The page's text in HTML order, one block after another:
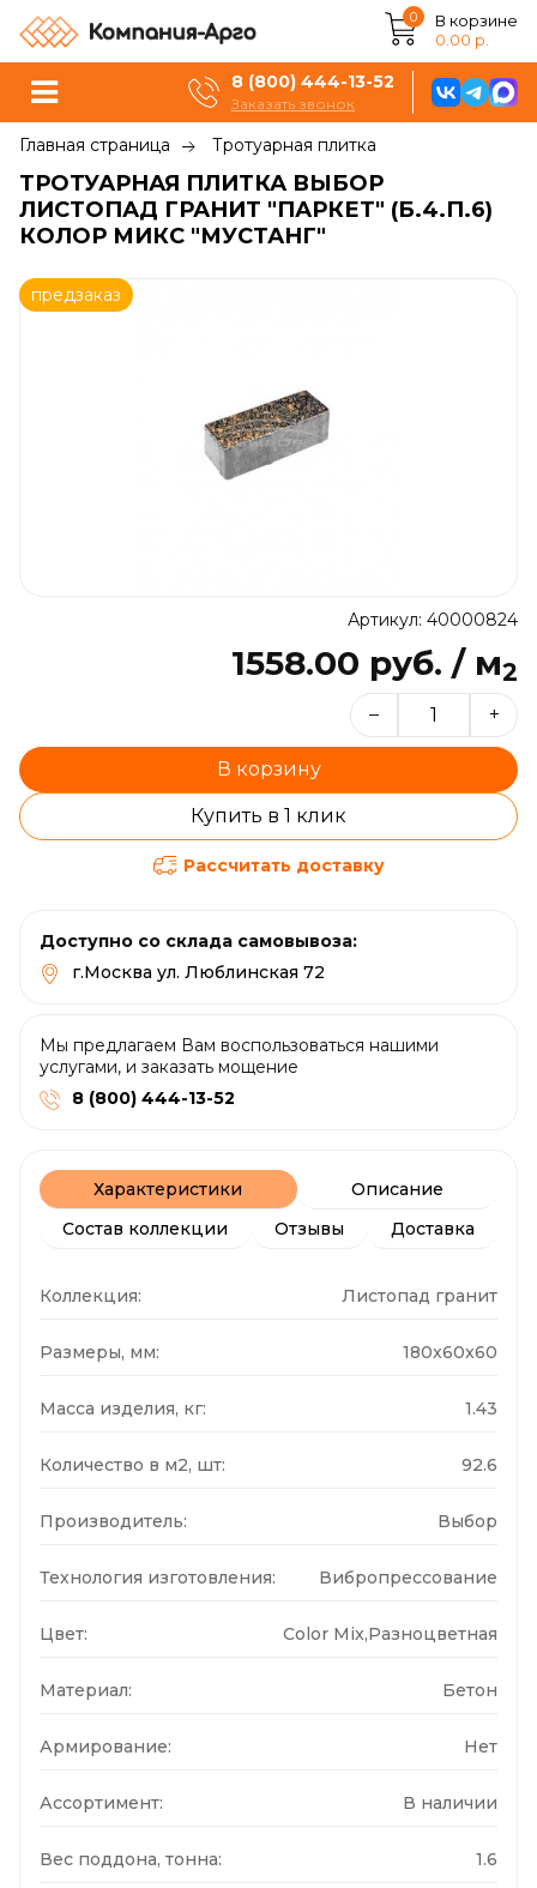
0
В корзине
0.00 р.
8 (800) 444-13-52
Заказать звонок
Главная страница Тротуарная плитка
ТРОТУАРНАЯ ПЛИТКА ВЫБОР
ЛИСТОПАД ГРАНИТ "ПАРКЕТ" (Б.4.П.6)
КОЛОР МИКС "МУСТАНГ"
предзаказ
Артикул: 40000824
1558.00 руб. / м2
– +
В корзину
Купить в 1 клик
Рассчитать доставку
Доступно со склада самовывоза:
г.Москва ул. Люблинская 72
Мы предлагаем Вам воспользоваться нашими
услугами, и заказать мощение
8 (800) 444-13-52
Характеристики
Описание
Состав коллекции
Отзывы Доставка
Коллекция: Листопад гранит
Размеры, мм: 180x60x60
Масса изделия, кг: 1.43
Количество в м2, шт: 92.6
Производитель: Выбор
Технология изготовления: Вибропрессование
Цвет: Color Mix,Разноцветная
Материал: Бетон
Армирование: Нет
Ассортимент: В наличии
Вес поддона, тонна: 1.6